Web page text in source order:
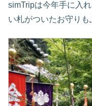
simTripは今年手に入
い札がついたお守りも